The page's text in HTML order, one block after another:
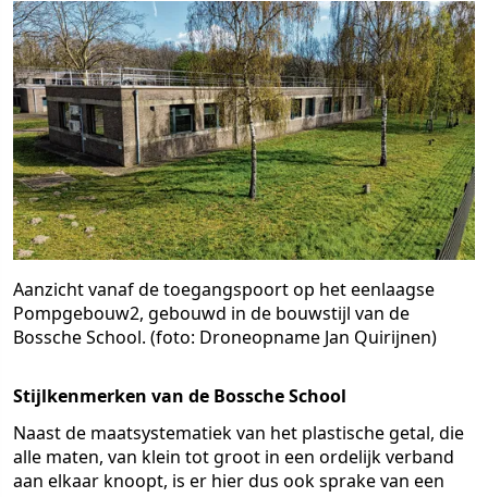
Aanzicht vanaf de toegangspoort op het eenlaagse
Pompgebouw2, gebouwd in de bouwstijl van de
Bossche School. (foto: Droneopname Jan Quirijnen)
Stijlkenmerken van de Bossche School
Naast de maatsystematiek van het plastische getal, die
alle maten, van klein tot groot in een ordelijk verband
aan elkaar knoopt, is er hier dus ook sprake van een